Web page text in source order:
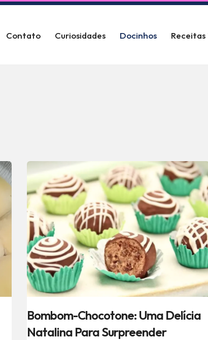
Contato Curiosidades Docinhos Receitas
Bombom-Chocotone: Uma Delícia
Natalina Para Surpreender